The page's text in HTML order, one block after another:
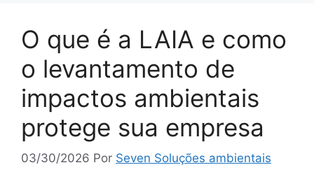
O que é a LAIA e como
o levantamento de
impactos ambientais
protege sua empresa
03/30/2026 Por Seven Soluções ambientais